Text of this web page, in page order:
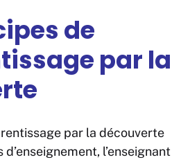
de
par la
par la découverte
l’enseignant